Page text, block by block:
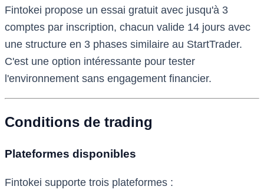
Fintokei propose un essai gratuit avec jusqu'à 3
comptes par inscription, chacun valide 14 jours avec
une structure en 3 phases similaire au StartTrader.
C'est une option intéressante pour tester
l'environnement sans engagement financier.
Conditions de trading
Plateformes disponibles
Fintokei supporte trois plateformes :